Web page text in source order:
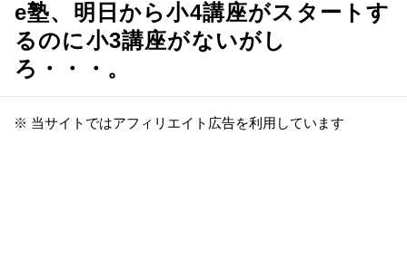
e塾、明日から小4講座がスタートす
るのに小3講座がないがし
ろ・・・。
※ 当サイトではアフィリエイト広告を利用しています